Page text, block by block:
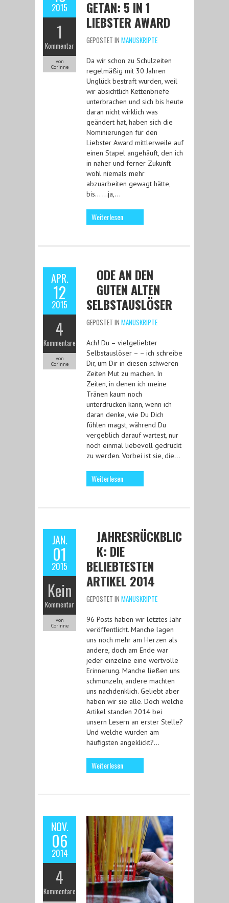
2015
1
Kommentar
von
Corinne
GETAN: 5 IN 1
LIEBSTER AWARD
GEPOSTET IN MANUSKRIPTE
Da wir schon zu Schulzeiten
regelmäßig mit 30 Jahren
Unglück bestraft wurden, weil
wir absichtlich Kettenbriefe
unterbrachen und sich bis heute
daran nicht wirklich was
geändert hat, haben sich die
Nominierungen für den
Liebster Award mittlerweile auf
einen Stapel angehäuft, den ich
in naher und ferner Zukunft
wohl niemals mehr
abzuarbeiten gewagt hätte,
bis… …ja,…
Weiterlesen
APR.
12
2015
4
Kommentare
von
Corinne
ODE AN DEN
GUTEN ALTEN
SELBSTAUSLÖSER
GEPOSTET IN MANUSKRIPTE
Ach! Du – vielgeliebter
Selbstauslöser – – ich schreibe
Dir, um Dir in diesen schweren
Zeiten Mut zu machen. In
Zeiten, in denen ich meine
Tränen kaum noch
unterdrücken kann, wenn ich
daran denke, wie Du Dich
fühlen magst, während Du
vergeblich darauf wartest, nur
noch einmal liebevoll gedrückt
zu werden. Vorbei ist sie, die…
Weiterlesen
JAN.
01
2015
Kein
Kommentar
von
Corinne
JAHRESRÜCKBLIC
K: DIE
BELIEBTESTEN
ARTIKEL 2014
GEPOSTET IN MANUSKRIPTE
96 Posts haben wir letztes Jahr
veröffentlicht. Manche lagen
uns noch mehr am Herzen als
andere, doch am Ende war
jeder einzelne eine wertvolle
Erinnerung. Manche ließen uns
schmunzeln, andere machten
uns nachdenklich. Geliebt aber
haben wir sie alle. Doch welche
Artikel standen 2014 bei
unsern Lesern an erster Stelle?
Und welche wurden am
häufigsten angeklickt?…
Weiterlesen
NOV.
06
2014
4
Kommentare